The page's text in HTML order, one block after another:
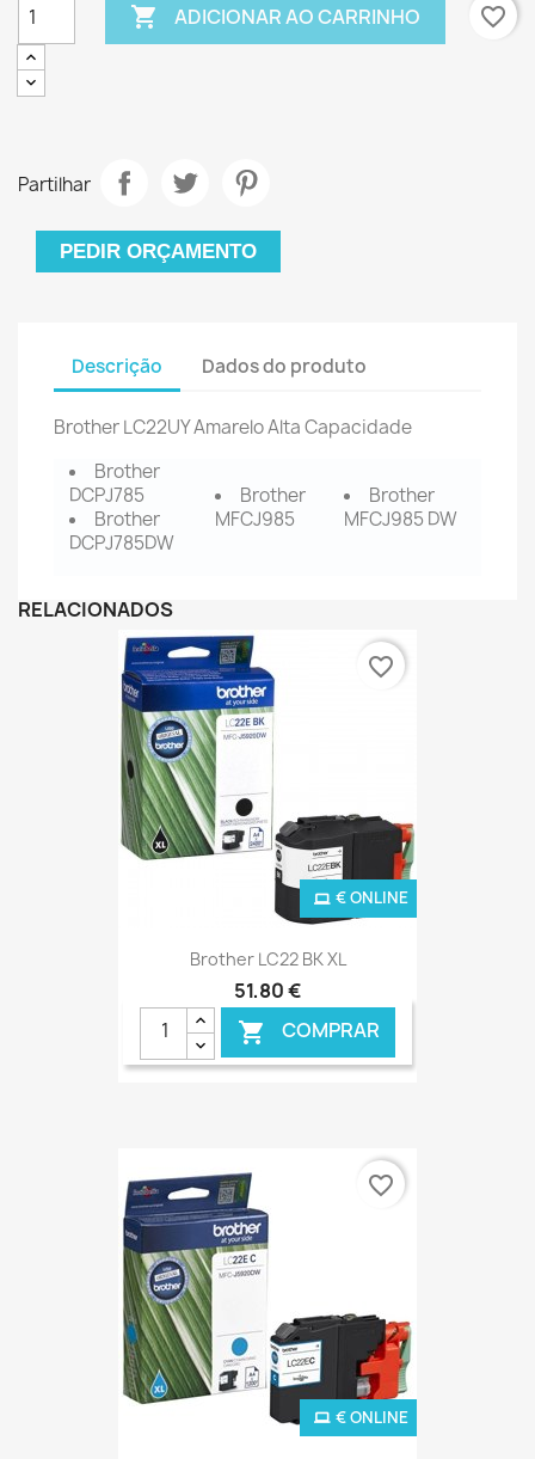
 ADICIONAR AO CARRINHO favorite_border
Partilhar
PEDIR ORÇAMENTO
Descrição Dados do produto
Brother LC22UY Amarelo Alta Capacidade
Brother
DCPJ785
Brother
DCPJ785DW
Brother
MFCJ985
Brother
MFCJ985 DW
RELACIONADOS
Brother LC22 BK XL
51,80 €
 COMPRAR
€ ONLINE
favorite_border
€ ONLINE
favorite_border